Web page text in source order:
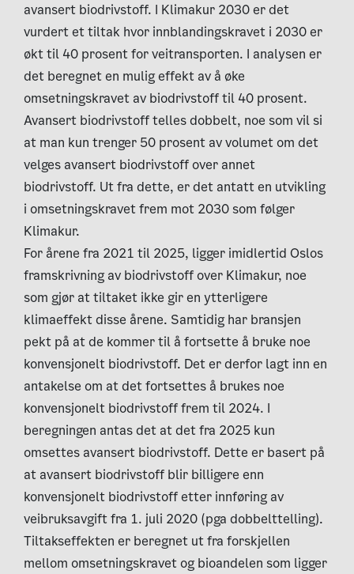
avansert biodrivstoff. I Klimakur 2030 er det
vurdert et tiltak hvor innblandingskravet i 2030 er
økt til 40 prosent for veitransporten. I analysen er
det beregnet en mulig effekt av å øke
omsetningskravet av biodrivstoff til 40 prosent.
Avansert biodrivstoff telles dobbelt, noe som vil si
at man kun trenger 50 prosent av volumet om det
velges avansert biodrivstoff over annet
biodrivstoff. Ut fra dette, er det antatt en utvikling
i omsetningskravet frem mot 2030 som følger
Klimakur.
For årene fra 2021 til 2025, ligger imidlertid Oslos
framskrivning av biodrivstoff over Klimakur, noe
som gjør at tiltaket ikke gir en ytterligere
klimaeffekt disse årene. Samtidig har bransjen
pekt på at de kommer til å fortsette å bruke noe
konvensjonelt biodrivstoff. Det er derfor lagt inn en
antakelse om at det fortsettes å brukes noe
konvensjonelt biodrivstoff frem til 2024. I
beregningen antas det at det fra 2025 kun
omsettes avansert biodrivstoff. Dette er basert på
at avansert biodrivstoff blir billigere enn
konvensjonelt biodrivstoff etter innføring av
veibruksavgift fra 1. juli 2020 (pga dobbelttelling).
Tiltakseffekten er beregnet ut fra forskjellen
mellom omsetningskravet og bioandelen som ligger